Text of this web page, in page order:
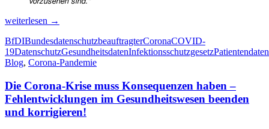
Datenschutzrechtliche
auch
im
„Dritten
zum
Schutz
der
Bevölkerung
weiterlesen →
BfDIBundesdatenschutzbeauftragterCoronaCOVID-
19DatenschutzGesundheitsdatenInfektionsschutzgesetzPatientendaten
Blog, Corona-Pandemie
Die Corona-Krise muss Konsequenzen haben –
Fehlentwicklungen im Gesundheitswesen beenden
und korrigieren!